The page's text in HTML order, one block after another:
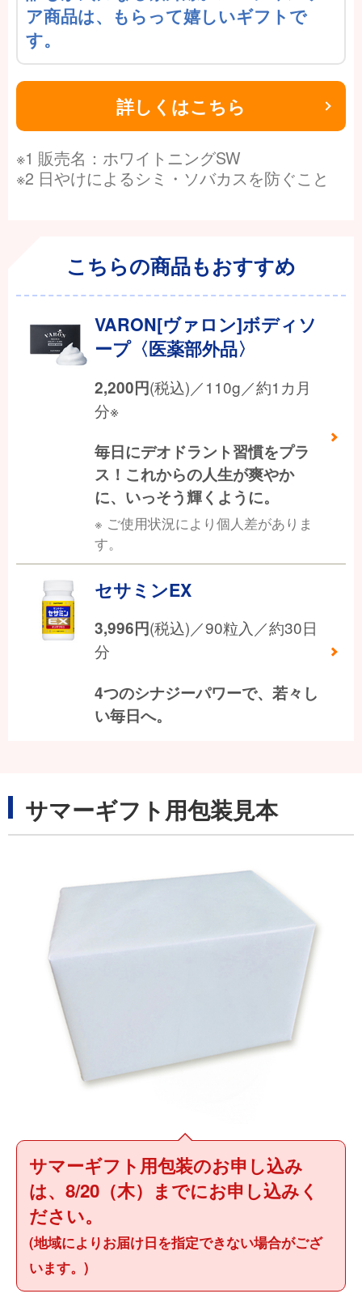
ア商品は、もらって嬉しいギフトで
す。
詳しくはこちら
※1 販売名：ホワイトニングSW
※2 日やけによるシミ・ソバカスを防ぐこと
こちらの商品もおすすめ
VARON[ヴァロン]ボディソ
ープ〈医薬部外品〉
2,200円(税込)／110g／約1カ月
分※
毎日にデオドラント習慣をプラ
ス！これからの人生が爽やか
に、いっそう輝くように。
※ ご使用状況により個人差がありま
す。
セサミンEX
3,996円(税込)／90粒入／約30日
分
4つのシナジーパワーで、若々し
い毎日へ。
サマーギフト用包装見本
サマーギフト用包装のお申し込み
は、8/20（木）までにお申し込みく
ださい。
(地域によりお届け日を指定できない場合がござ
います。)